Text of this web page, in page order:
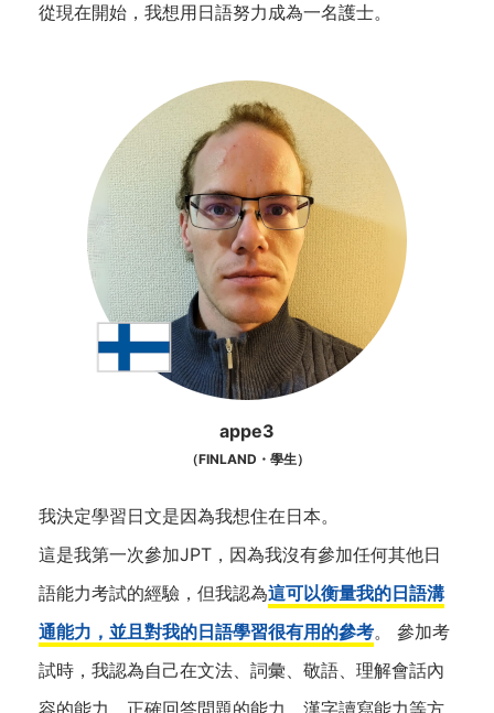
從現在開始，我想用日語努力成為一名護士。
appe3
（FINLAND・學生）
我決定學習日文是因為我想住在日本。
這是我第一次參加JPT，因為我沒有參加任何其他日
語能力考試的經驗，但我認為這可以衡量我的日語溝
通能力，並且對我的日語學習很有用的參考。 參加考
試時，我認為自己在文法、詞彙、敬語、理解會話內
容的能力、正確回答問題的能力、漢字讀寫能力等方